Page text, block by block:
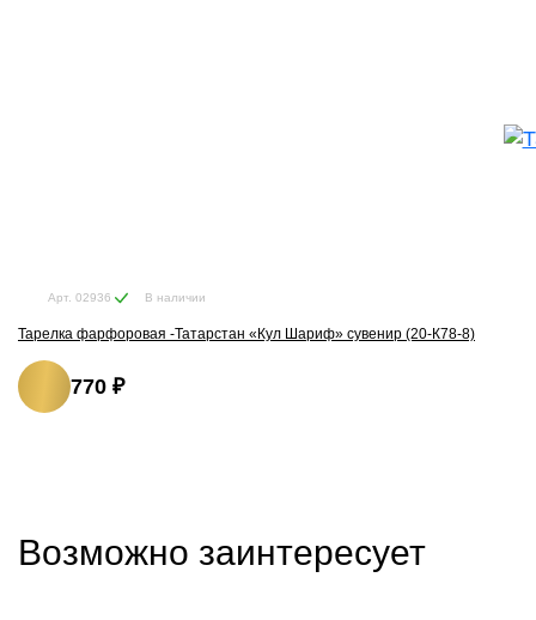
Арт. 02936 В наличии
Тарелка фарфоровая -Татарстан «Кул Шариф» сувенир (20-К78-8)
770 ₽
Возможно заинтересует